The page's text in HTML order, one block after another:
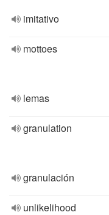
imitativo
mottoes
lemas
granulation
granulación
unlikelihood